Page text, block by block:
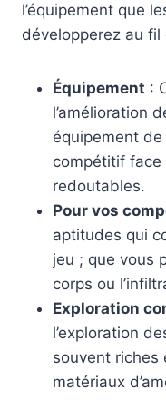
l’équipement que
développerez au
Équipement :
l’amélioration
équipement
compétitif face
redoutables.
Pour vos
aptitudes qui
jeu ; que vous
corps ou
Exploration
l’exploration
souvent riches
matériaux